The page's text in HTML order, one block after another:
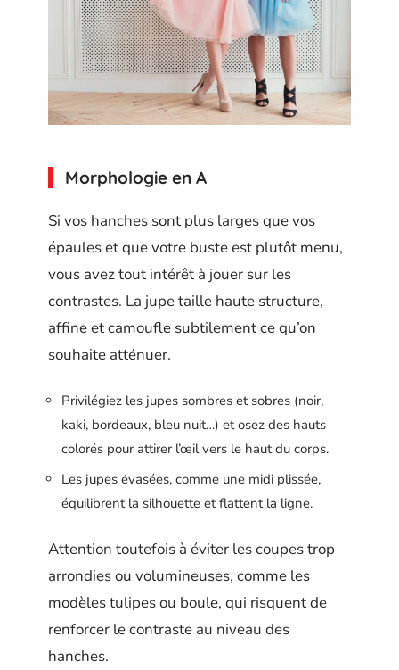
Morphologie en A
Si vos hanches sont plus larges que vos
épaules et que votre buste est plutôt menu,
vous avez tout intérêt à jouer sur les
contrastes. La jupe taille haute structure,
affine et camoufle subtilement ce qu’on
souhaite atténuer.
Privilégiez les jupes sombres et sobres (noir,
kaki, bordeaux, bleu nuit…) et osez des hauts
colorés pour attirer l’œil vers le haut du corps.
Les jupes évasées, comme une midi plissée,
équilibrent la silhouette et flattent la ligne.
Attention toutefois à éviter les coupes trop
arrondies ou volumineuses, comme les
modèles tulipes ou boule, qui risquent de
renforcer le contraste au niveau des
hanches.